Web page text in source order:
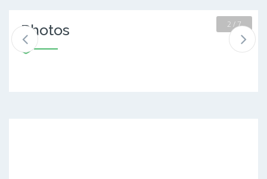
Photos 2 / 7